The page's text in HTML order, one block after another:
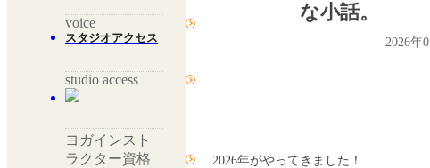
voice
スタジオアクセス
studio access
ヨガインスト
ラクター資格
な小話。
2026年
2026年がやってきました！